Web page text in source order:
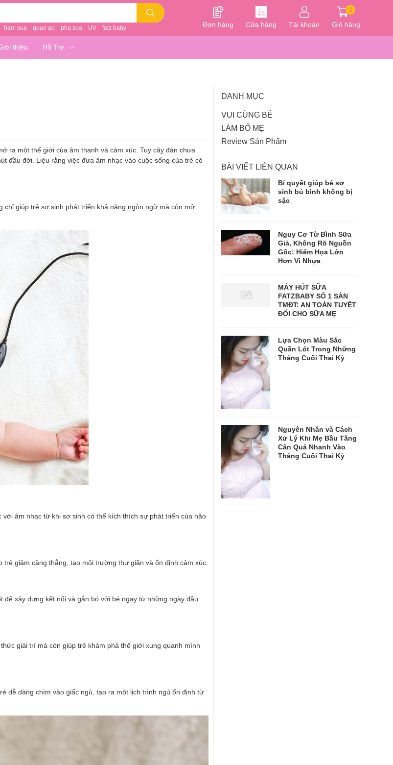
ham sua quan ao pha sua UV fatz baby Đơn hàng Cửa hàng Tài khoản
0
Giỏ hàng
thiệu Hỗ Trợ
ra một thế giới của âm thanh và cảm xúc. Tuy cây đàn chưa
đầu đời. Liệu rằng việc đưa âm nhạc vào cuộc sống của trẻ có
chỉ giúp trẻ sơ sinh phát triển khả năng ngôn ngữ mà còn mở
với âm nhạc từ khi sơ sinh có thể kích thích sự phát triển của não
trẻ giảm căng thẳng, tạo môi trường thư giãn và ổn định cảm xúc.
để xây dựng kết nối và gắn bó với bé ngay từ những ngày đầu
giải trí mà còn giúp trẻ khám phá thế giới xung quanh mình
dễ dàng chìm vào giấc ngủ, tạo ra một lịch trình ngủ ổn định từ
DANH MỤC
VUI CÙNG BÉ
LÀM BỐ MẸ
Review Sản Phẩm
BÀI VIẾT LIÊN QUAN
Bí quyết giúp bé sơ
sinh bú bình không bị
sặc
Nguy Cơ Từ Bình Sữa
Giả, Không Rõ Nguồn
Gốc: Hiểm Họa Lớn
Hơn Vi Nhựa
MÁY HÚT SỮA
FATZBABY SỐ 1 SÀN
TMĐT: AN TOÀN TUYỆT
ĐỐI CHO SỮA MẸ
Lựa Chọn Màu Sắc
Quần Lót Trong Những
Tháng Cuối Thai Kỳ
Nguyên Nhân và Cách
Xử Lý Khi Mẹ Bầu Tăng
Cân Quá Nhanh Vào
Tháng Cuối Thai Kỳ